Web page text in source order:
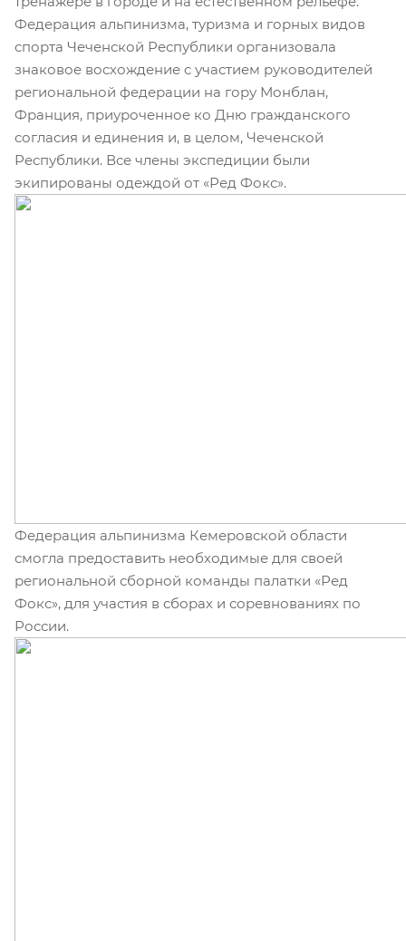
Федерация альпинизма, туризма и горных видов
спорта Чеченской Республики организовала
знаковое восхождение с участием руководителей
региональной федерации на гору Монблан,
Франция, приуроченное ко Дню гражданского
согласия и единения и, в целом, Чеченской
Республики. Все члены экспедиции были
экипированы одеждой от «Ред Фокс».
Федерация альпинизма Кемеровской области
смогла предоставить необходимые для своей
региональной сборной команды палатки «Ред
Фокс», для участия в сборах и соревнованиях по
России.